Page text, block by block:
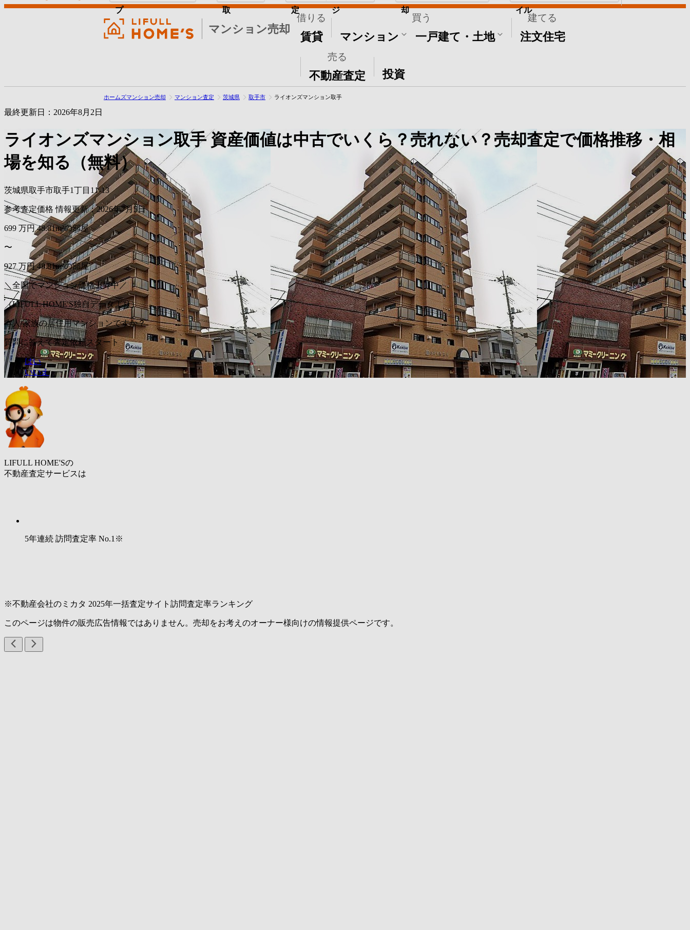
マンション売却
借りる
賃貸
買う
マンション 一戸建て・土地
建てる
注文住宅
売る
不動産査定
その他
投資
プ 取 定 ジ 却 イル
ホームズマンション売却 マンション査定 茨城県 取手市 ライオンズマンション取手
最終更新日：2026年8月2日
ライオンズマンション取手 資産価値は中古でいくら？売れない？売却査定で価格推移・相
場を知る（無料）
茨城県取手市取手1丁目11-13
参考査定価格 情報更新：2026年7月5日
699 万円 48.81m²の部屋
〜
927 万円 48.81m²の部屋
＼全国でマンション価格上昇中／
（LIFULL HOME'S独自データより）
本人/家族の居住用マンションですか？
質問に答えて査定依頼スタート
はい
いいえ
LIFULL HOME'Sの
不動産査定サービスは
5年連続 訪問査定率 No.1 ※
※不動産会社のミカタ 2025年一括査定サイト訪問査定率ランキング
このページは物件の販売広告情報ではありません。売却をお考えのオーナー様向けの情報提供ページです。